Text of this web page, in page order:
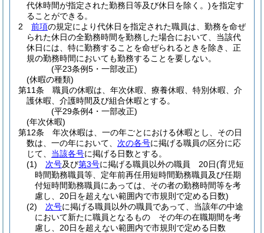
代休時間が指定された勤務日等及び休日を除く。)を指定す
ることができる。
2
前項の規定により代休日を指定された職員は、勤務を命ぜ
られた休日の全勤務時間を勤務した場合において、当該代
休日には、特に勤務することを命ぜられるときを除き、正
規の勤務時間においても勤務することを要しない。
(平23条例5・一部改正)
(休暇の種類)
第11条
職員の休暇は、年次休暇、療養休暇、特別休暇、介
護休暇、介護時間及び組合休暇とする。
(平29条例4・一部改正)
(年次休暇)
第12条
年次休暇は、一の年ごとにおける休暇とし、その日
数は、一の年において、 次の各号に掲げる職員の区分に応
じて、 当該各号に掲げる日数とする。
(1)
次号及び第3号に掲げる職員以外の職員 20日(育児短
時間勤務職員等、定年前再任用短時間勤務職員及び任期
付短時間勤務職員にあっては、その者の勤務時間等を考
慮し、20日を超えない範囲内で市規則で定める日数)
(2)
次号に掲げる職員以外の職員であって、当該年の中途
において新たに職員となるもの その年の在職期間を考
慮し、20日を超えない範囲内で市規則で定める日数